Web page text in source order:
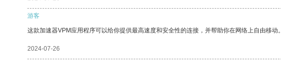
游客
这款加速器VPM应用程序可以给你提供最高速度和安全性的连接，并帮助你在网络上自由移动。
2024-07-26